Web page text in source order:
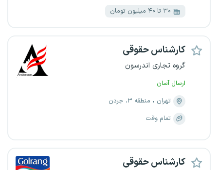
۳۰ تا ۴۰ میلیون تومان
کارشناس حقوقی
گروه تجاری اندرسون
ارسال آسان
تهران
منطقه ۳، جردن
تمام وقت
کارشناس حقوقی